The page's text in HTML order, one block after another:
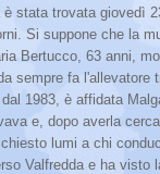
stata trovata giovedì
Si suppone che la
Bertucco, 63 anni,
sempre fa l'allevatore
1983, è affidata
e, dopo averla
lumi a chi
Valfredda e ha visto